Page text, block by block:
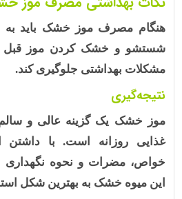
هنگام مصرف موز خشک باید به
شستشو و خشک کردن موز قبل
مشکلات بهداشتی جلوگیری کند.
نتیجه‌گیری
موز خشک یک گزینه عالی و سالم
غذایی روزانه است. با داشتن
خواص، مضرات و نحوه نگهداری
اینمیوه خشک به بهترین شکل